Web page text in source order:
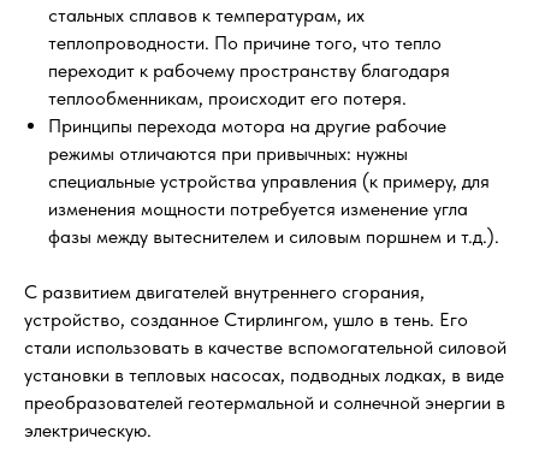
стальных сплавов к температурам, их
теплопроводности. По причине того, что тепло
переходит к рабочему пространству благодаря
теплообменникам, происходит его потеря.
Принципы перехода мотора на другие рабочие
режимы отличаются при привычных: нужны
специальные устройства управления (к примеру, для
изменения мощности потребуется изменение угла
фазы между вытеснителем и силовым поршнем и т.д.).
С развитием двигателей внутреннего сгорания,
устройство, созданное Стирлингом, ушло в тень. Его
стали использовать в качестве вспомогательной силовой
установки в тепловых насосах, подводных лодках, в виде
преобразователей геотермальной и солнечной энергии в
электрическую.